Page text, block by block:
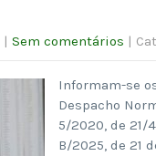
| Sem comentários |
Informam-se
Despacho
5/2020, de 21/
B/2025, de 21